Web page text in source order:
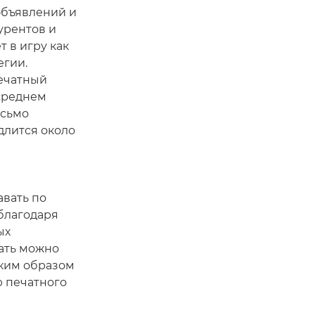
и
и
в игру как
около
по
можно
образом